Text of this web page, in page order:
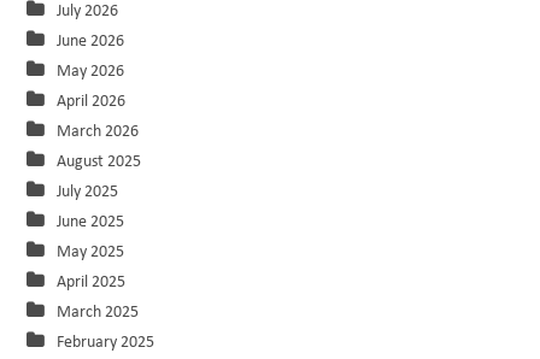
July 2026
June 2026
May 2026
April 2026
March 2026
August 2025
July 2025
June 2025
May 2025
April 2025
March 2025
February 2025